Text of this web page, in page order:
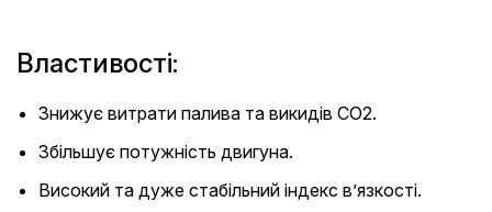
Властивості:
Знижує витрати палива та викидів CO2.
Збільшує потужність двигуна.
Високий та дуже стабільний індекс в’язкості.